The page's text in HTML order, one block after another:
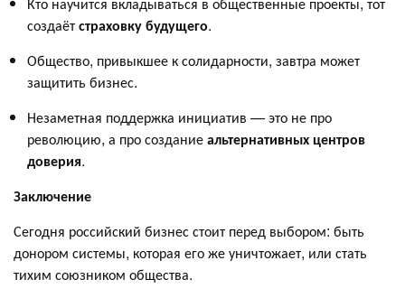
создаётстраховку будущего.
Общество, привыкшее к солидарности, завтра может
защитить бизнес.
Незаметная поддержка инициатив — это не про
революцию, а про созданиеальтернативных центров
доверия.
Заключение
Сегодня российский бизнес стоит перед выбором: быть
донором системы, которая его же уничтожает, или стать
тихим союзником общества.